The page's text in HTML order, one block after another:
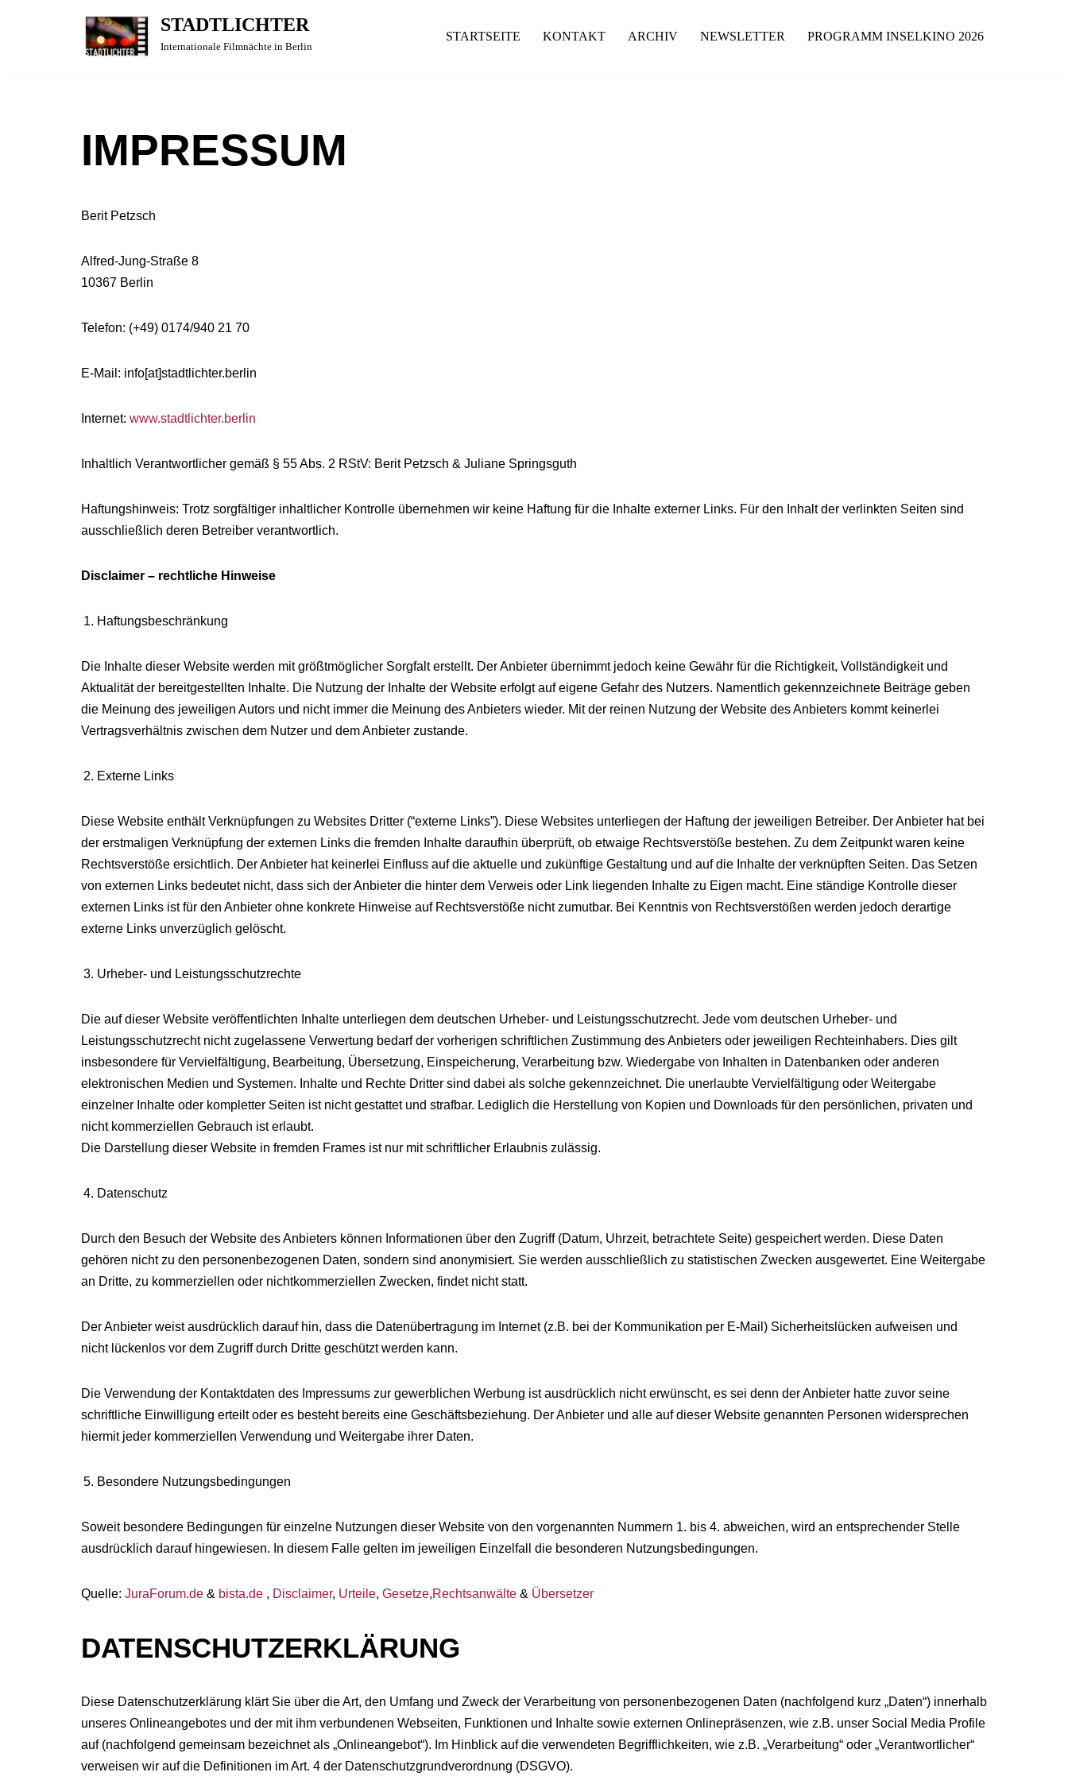
STADTLICHTER
Internationale Filmnächte in Berlin
STARTSEITE KONTAKT ARCHIV NEWSLETTER PROGRAMM INSELKINO 2026
IMPRESSUM
Berit Petzsch
Alfred-Jung-Straße 8
10367 Berlin
Telefon: (+49) 0174/940 21 70
E-Mail: info[at]stadtlichter.berlin
Internet: www.stadtlichter.berlin
Inhaltlich Verantwortlicher gemäß § 55 Abs. 2 RStV: Berit Petzsch & Juliane Springsguth
Haftungshinweis: Trotz sorgfältiger inhaltlicher Kontrolle übernehmen wir keine Haftung für die Inhalte externer Links. Für den Inhalt der verlinkten Seiten sind
ausschließlich deren Betreiber verantwortlich.
Disclaimer – rechtliche Hinweise
Haftungsbeschränkung
Die Inhalte dieser Website werden mit größtmöglicher Sorgfalt erstellt. Der Anbieter übernimmt jedoch keine Gewähr für die Richtigkeit, Vollständigkeit und
Aktualität der bereitgestellten Inhalte. Die Nutzung der Inhalte der Website erfolgt auf eigene Gefahr des Nutzers. Namentlich gekennzeichnete Beiträge geben
die Meinung des jeweiligen Autors und nicht immer die Meinung des Anbieters wieder. Mit der reinen Nutzung der Website des Anbieters kommt keinerlei
Vertragsverhältnis zwischen dem Nutzer und dem Anbieter zustande.
Externe Links
Diese Website enthält Verknüpfungen zu Websites Dritter (“externe Links”). Diese Websites unterliegen der Haftung der jeweiligen Betreiber. Der Anbieter hat bei
der erstmaligen Verknüpfung der externen Links die fremden Inhalte daraufhin überprüft, ob etwaige Rechtsverstöße bestehen. Zu dem Zeitpunkt waren keine
Rechtsverstöße ersichtlich. Der Anbieter hat keinerlei Einfluss auf die aktuelle und zukünftige Gestaltung und auf die Inhalte der verknüpften Seiten. Das Setzen
von externen Links bedeutet nicht, dass sich der Anbieter die hinter dem Verweis oder Link liegenden Inhalte zu Eigen macht. Eine ständige Kontrolle dieser
externen Links ist für den Anbieter ohne konkrete Hinweise auf Rechtsverstöße nicht zumutbar. Bei Kenntnis von Rechtsverstößen werden jedoch derartige
externe Links unverzüglich gelöscht.
Urheber- und Leistungsschutzrechte
Die auf dieser Website veröffentlichten Inhalte unterliegen dem deutschen Urheber- und Leistungsschutzrecht. Jede vom deutschen Urheber- und
Leistungsschutzrecht nicht zugelassene Verwertung bedarf der vorherigen schriftlichen Zustimmung des Anbieters oder jeweiligen Rechteinhabers. Dies gilt
insbesondere für Vervielfältigung, Bearbeitung, Übersetzung, Einspeicherung, Verarbeitung bzw. Wiedergabe von Inhalten in Datenbanken oder anderen
elektronischen Medien und Systemen. Inhalte und Rechte Dritter sind dabei als solche gekennzeichnet. Die unerlaubte Vervielfältigung oder Weitergabe
einzelner Inhalte oder kompletter Seiten ist nicht gestattet und strafbar. Lediglich die Herstellung von Kopien und Downloads für den persönlichen, privaten und
nicht kommerziellen Gebrauch ist erlaubt.
Die Darstellung dieser Website in fremden Frames ist nur mit schriftlicher Erlaubnis zulässig.
Datenschutz
Durch den Besuch der Website des Anbieters können Informationen über den Zugriff (Datum, Uhrzeit, betrachtete Seite) gespeichert werden. Diese Daten
gehören nicht zu den personenbezogenen Daten, sondern sind anonymisiert. Sie werden ausschließlich zu statistischen Zwecken ausgewertet. Eine Weitergabe
an Dritte, zu kommerziellen oder nichtkommerziellen Zwecken, findet nicht statt.
Der Anbieter weist ausdrücklich darauf hin, dass die Datenübertragung im Internet (z.B. bei der Kommunikation per E-Mail) Sicherheitslücken aufweisen und
nicht lückenlos vor dem Zugriff durch Dritte geschützt werden kann.
Die Verwendung der Kontaktdaten des Impressums zur gewerblichen Werbung ist ausdrücklich nicht erwünscht, es sei denn der Anbieter hatte zuvor seine
schriftliche Einwilligung erteilt oder es besteht bereits eine Geschäftsbeziehung. Der Anbieter und alle auf dieser Website genannten Personen widersprechen
hiermit jeder kommerziellen Verwendung und Weitergabe ihrer Daten.
Besondere Nutzungsbedingungen
Soweit besondere Bedingungen für einzelne Nutzungen dieser Website von den vorgenannten Nummern 1. bis 4. abweichen, wird an entsprechender Stelle
ausdrücklich darauf hingewiesen. In diesem Falle gelten im jeweiligen Einzelfall die besonderen Nutzungsbedingungen.
Quelle: JuraForum.de & bista.de , Disclaimer, Urteile, Gesetze,Rechtsanwälte & Übersetzer
DATENSCHUTZERKLÄRUNG
Diese Datenschutzerklärung klärt Sie über die Art, den Umfang und Zweck der Verarbeitung von personenbezogenen Daten (nachfolgend kurz „Daten“) innerhalb
unseres Onlineangebotes und der mit ihm verbundenen Webseiten, Funktionen und Inhalte sowie externen Onlinepräsenzen, wie z.B. unser Social Media Profile
auf (nachfolgend gemeinsam bezeichnet als „Onlineangebot“). Im Hinblick auf die verwendeten Begrifflichkeiten, wie z.B. „Verarbeitung“ oder „Verantwortlicher“
verweisen wir auf die Definitionen im Art. 4 der Datenschutzgrundverordnung (DSGVO).